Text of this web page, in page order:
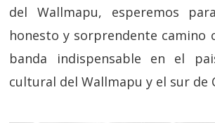
del Wallmapu, esperemos
honesto y sorprendente camino
banda indispensable en el
cultural del Wallmapu y el sur de